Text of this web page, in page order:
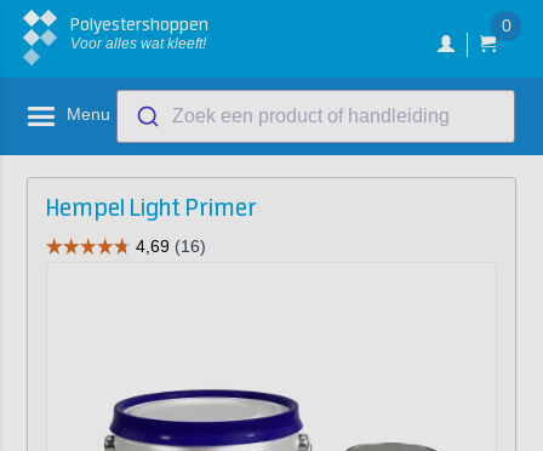
Polyestershoppen
Voor alles wat kleeft!
0
Menu Zoek een product of handleiding
Hempel Light Primer